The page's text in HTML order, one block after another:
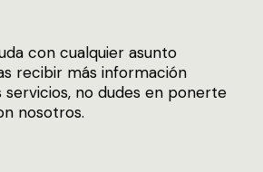
con cualquier asunto
recibir más información
no dudes en ponerte
nosotros.